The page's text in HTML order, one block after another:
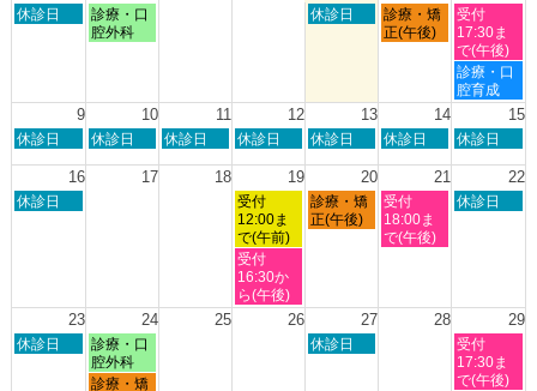
月
27th
月
1st
2026
日
2nd
休診日
月
曜
3rd
診療・口
腔外科
木
6th
休診日
金
曜
7th
診療・矯
正(午後)
土
曜
日,
8
月
8th
受付
17:30ま
で(午後)
土
曜
日,
月
診療・口
腔育成
9 10 11 12 13 14 15
日
8
月
休診日
月
休診日
火
休診日
水
8
月
12th
2026
休診日
木
8
月
13th
休診日
金
8
月
14th
2026
休診日
土
8
月
休診日
16 17 18 19 20 21 22
日
2026
休診日
水
曜
日,
8
月
19th
2026
受付
12:00ま
で(午前)
木
曜
2026
診療・矯
正(午後)
金
曜
日,
2026
受付
18:00ま
で(午後)
土
2026
休診日
水
曜
日,
8
受付
16:30か
ら(午後)
23 24 25 26 27 28 29
日
休診日
月
曜
日,
診療・口
腔外科
木
休診日
土
曜
日,
受付
17:30ま
で(午後)
月
診療・矯